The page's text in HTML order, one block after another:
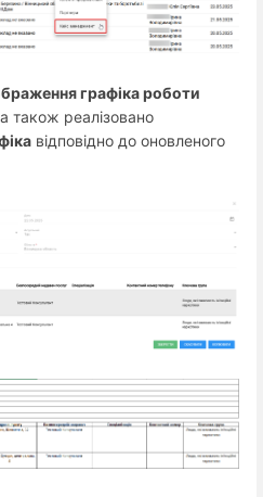
графіка роботи
також реалізовано
відповідно до оновленого